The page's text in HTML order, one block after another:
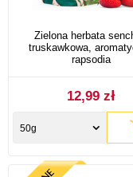
Zielona herbata
truskawkowa,
rapsodia
12,99 zł
50g